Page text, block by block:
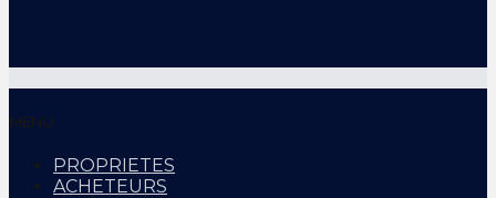
MENU
PROPRIETES
ACHETEURS